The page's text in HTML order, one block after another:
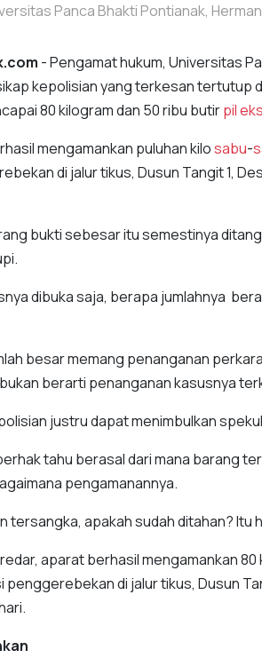
Panca Bhakti Pontianak,
- Pengamat hukum, Universitas
kepolisian yang terkesan tertutup
80 kilogram dan 50 ribu butirpil
mengamankan puluhan kilosabu-
di jalur tikus, Dusun Tangit 1,
bukti sebesar itu semestinya
dibuka saja, berapa jumlahnya
besar memang penanganan
berarti penanganan kasusnya
justru dapat menimbulkan
tahu berasal dari mana barang
pengamanannya.
tersangka, apakah sudah ditahan? Itu
aparat berhasil mengamankan 80
di jalur tikus, Dusun